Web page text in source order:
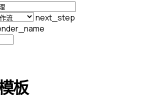
next_step
板